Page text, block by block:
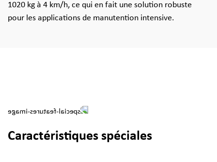
1020 kg à 4 km/h, ce qui en fait une solution robuste
pour les applications de manutention intensive.
Caractéristiques spéciales